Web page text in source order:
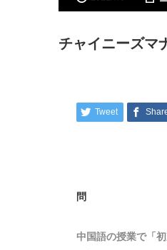
チャイニーズマ
Tweet
問
中国語の授業で「